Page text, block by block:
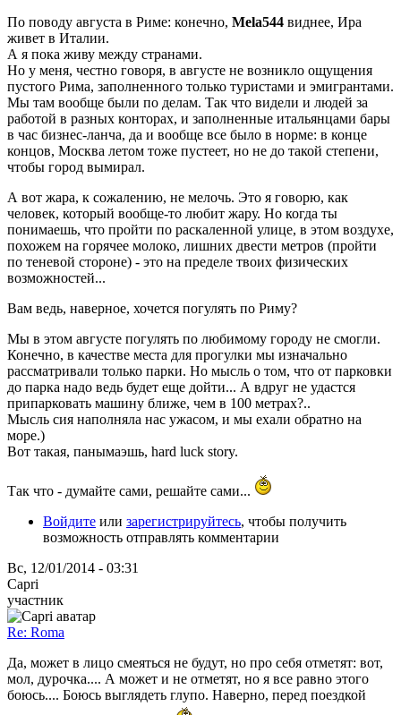
По поводу августа в Риме: конечно, Mela544 виднее, Ира
живет в Италии.
А я пока живу между странами.
Но у меня, честно говоря, в августе не возникло ощущения
пустого Рима, заполненного только туристами и эмигрантами.
Мы там вообще были по делам. Так что видели и людей за
работой в разных конторах, и заполненные итальянцами бары
в час бизнес-ланча, да и вообще все было в норме: в конце
концов, Москва летом тоже пустеет, но не до такой степени,
чтобы город вымирал.
А вот жара, к сожалению, не мелочь. Это я говорю, как
человек, который вообще-то любит жару. Но когда ты
понимаешь, что пройти по раскаленной улице, в этом воздухе,
похожем на горячее молоко, лишних двести метров (пройти
по теневой стороне) - это на пределе твоих физических
возможностей...
Вам ведь, наверное, хочется погулять по Риму?
Мы в этом августе погулять по любимому городу не смогли.
Конечно, в качестве места для прогулки мы изначально
рассматривали только парки. Но мысль о том, что от парковки
до парка надо ведь будет еще дойти... А вдруг не удастся
припарковать машину ближе, чем в 100 метрах?..
Мысль сия наполняла нас ужасом, и мы ехали обратно на
море.)
Вот такая, панымаэшь, hard luck story.
Так что - думайте сами, решайте сами...
Войдите или зарегистрируйтесь, чтобы получить
возможность отправлять комментарии
Вс, 12/01/2014 - 03:31
Capri
участник
Re: Roma
Да, может в лицо смеяться не будут, но про себя отметят: вот,
мол, дурочка.... А может и не отметят, но я все равно этого
боюсь.... Боюсь выглядеть глупо. Наверно, перед поездкой